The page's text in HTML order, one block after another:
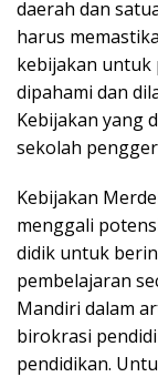
daerah dan
harus
kebijakan untuk
dipahami dan
Kebijakan yang
sekolah
Kebijakan
menggali
didik untuk
pembelajaran
Mandiri dalam
birokrasi
pendidikan.